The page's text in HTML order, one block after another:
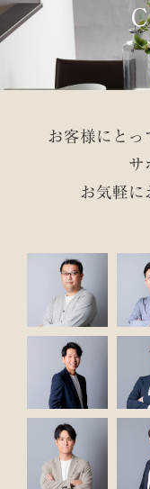
お客様にとっ
サ
お気軽に